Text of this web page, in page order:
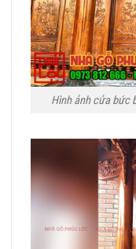
Hình ảnh cửa bức